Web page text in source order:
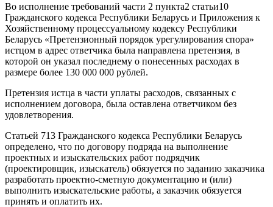
Во исполнение требований части 2 пункта2 статьи10
Гражданского кодекса Республики Беларусь и Приложения к
Хозяйственному процессуальному кодексу Республики
Беларусь «Претензионный порядок урегулирования спора»
истцом в адрес ответчика была направлена претензия, в
которой он указал последнему о понесенных расходах в
размере более 130 000 000 рублей.
Претензия истца в части уплаты расходов, связанных с
исполнением договора, была оставлена ответчиком без
удовлетворения.
Статьей 713 Гражданского кодекса Республики Беларусь
определено, что по договору подряда на выполнение
проектных и изыскательских работ подрядчик
(проектировщик, изыскатель) обязуется по заданию заказчика
разработать проектно-сметную документацию и (или)
выполнить изыскательские работы, а заказчик обязуется
принять и оплатить их.